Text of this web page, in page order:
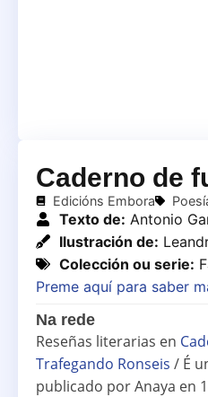
Caderno de
Edicións Embora
Texto de: Antonio
Ilustración de:
Colección ou serie:
Preme aquí para saber
Na rede
Reseñas literarias en
Trafegando Ronseis / É
publicado por Anaya en